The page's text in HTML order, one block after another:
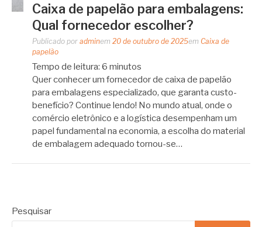
Caixa de papelão para embalagens:
Qual fornecedor escolher?
Publicado por adminem 20 de outubro de 2025em Caixa de
papelão
Tempo de leitura: 6 minutos
Quer conhecer um fornecedor de caixa de papelão
para embalagens especializado, que garanta custo-
benefício? Continue lendo! No mundo atual, onde o
comércio eletrônico e a logística desempenham um
papel fundamental na economia, a escolha do material
de embalagem adequado tornou-se…
Pesquisar